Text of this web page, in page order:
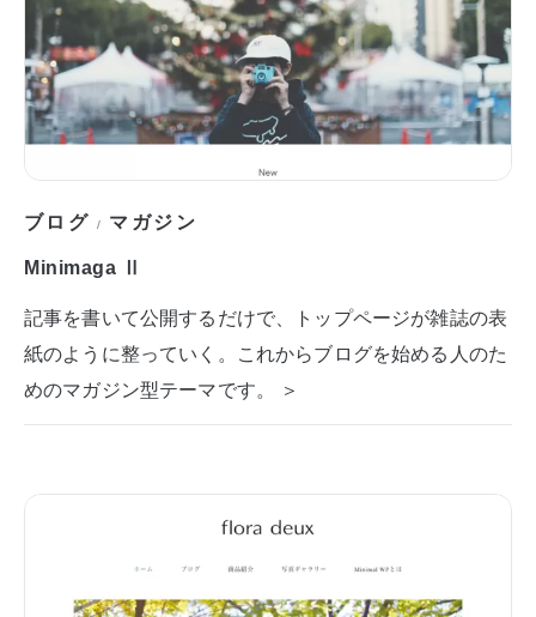
ブログ / マガジン
Minimaga Ⅱ
記事を書いて公開するだけで、トップページが雑誌の表
紙のように整っていく。これからブログを始める人のた
めのマガジン型テーマです。 ＞